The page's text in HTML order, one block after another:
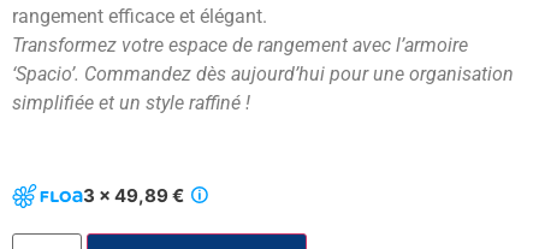
rangement efficace et élégant.
Transformez votre espace de rangement avec l’armoire
‘Spacio’. Commandez dès aujourd’hui pour une organisation
simplifiée et un style raffiné !
3 x 49,89 €